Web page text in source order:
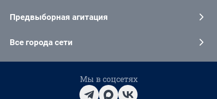
Предвыборная агитация
Все города сети
Мы в соцсетях